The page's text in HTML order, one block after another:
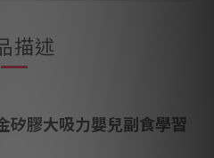
描述
矽膠大吸力嬰兒副食學習